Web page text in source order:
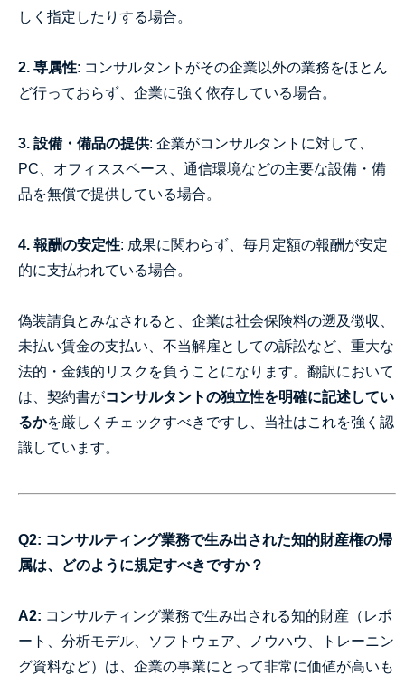
しく指定したりする場合。
2. 専属性: コンサルタントがその企業以外の業務をほとん
ど行っておらず、企業に強く依存している場合。
3. 設備・備品の提供: 企業がコンサルタントに対して、
PC、オフィススペース、通信環境などの主要な設備・備
品を無償で提供している場合。
4. 報酬の安定性: 成果に関わらず、毎月定額の報酬が安定
的に支払われている場合。
偽装請負とみなされると、企業は社会保険料の遡及徴収、
未払い賃金の支払い、不当解雇としての訴訟など、重大な
法的・金銭的リスクを負うことになります。翻訳において
は、契約書がコンサルタントの独立性を明確に記述してい
るかを厳しくチェックすべきですし、当社はこれを強く認
識しています。
Q2: コンサルティング業務で生み出された知的財産権の帰
属は、どのように規定すべきですか？
A2: コンサルティング業務で生み出される知的財産（レポ
ート、分析モデル、ソフトウェア、ノウハウ、トレーニン
グ資料など）は、企業の事業にとって非常に価値が高いも